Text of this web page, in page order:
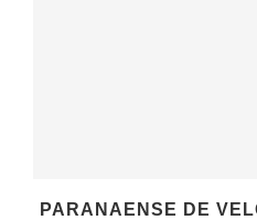
PARANAENSE DE